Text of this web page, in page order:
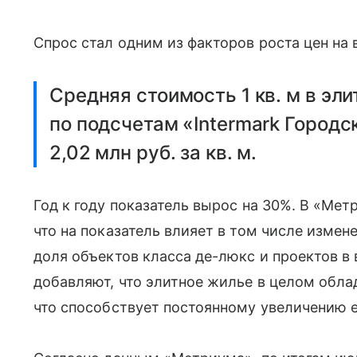
Спрос стал одним из факторов роста цен
Средняя стоимость 1 кв. м в
по подсчетам «Intermark
2,02 млн руб. за кв. м.
Год к году показатель вырос на 30%. В
что на показатель влияет в том числе
доля объектов класса де-люкс и проектов
добавляют, что элитное жилье в целом
что способствует постоянному увеличению